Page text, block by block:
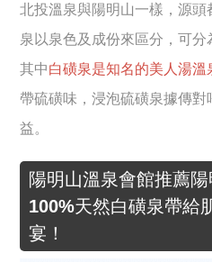
北投溫泉與陽明山一樣，源
泉以泉色及成份來區分，可分
其中白磺泉是知名的美人湯溫
帶硫磺味，浸泡硫磺泉據傳
益。
陽明山溫泉會館推薦陽
100%天然白磺泉帶給
宴！